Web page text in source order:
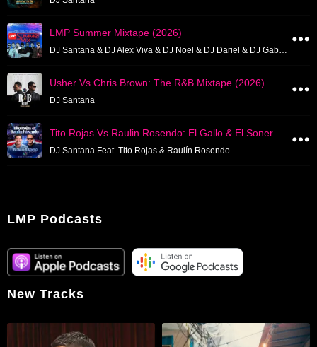
LMP Summer Mixtape (2026)
DJ Santana & DJ Alex Viva & DJ Noel & DJ Dariel & DJ Gaby Fusion & DJ Rabia & DJ Chris & DJ Noni
Usher Vs Chris Brown: The R&B Mixtape (2026)
DJ Santana
DJ Santana Feat. Tito Rojas & Raulín Rosendo
LMP Podcasts
New Tracks